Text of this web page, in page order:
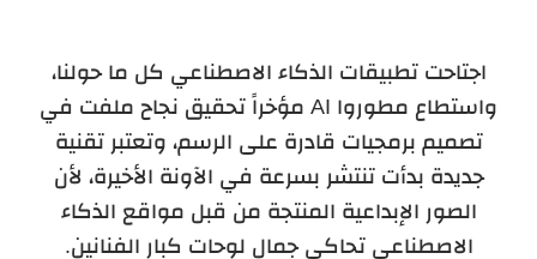
اجتاحت تطبيقات الذكاء الاصطناعي كل ما حولنا،
واستطاع مطوروا AI مؤخراً تحقيق نجاح ملفت في
تصميم برمجيات قادرة على الرسم، وتعتبر تقنية
جديدة بدأت تنتشر بسرعة في الآونة الأخيرة، لأن
الصور الإبداعية المنتجة من قبل مواقع الذكاء
الاصطناعي تحاكي جمال لوحات كبار الفنانين.